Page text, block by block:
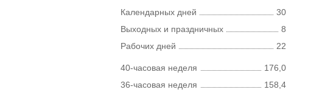
Календарных дней
30
Выходных и праздничных
8
Рабочих дней
22
40-часовая неделя
176,0
36-часовая неделя
158,4